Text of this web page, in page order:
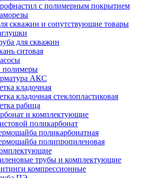
с полимерным покрытием
скважин и сопутствующие товары
для скважин
ситовая
полимеры
АКС
кладочная
кладочная стеклопластиковая
рабица
и комплектующие
поликарбонат
поликарбонатная
полипропиленовая
трубы и комплектующие
компрессионные